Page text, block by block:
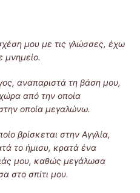
μου με τις γλώσσες, έχω
μνημείο.
αναπαριστά τη βάση μου,
από την οποία
οποία μεγαλώνω.
βρίσκεται στην Αγγλία,
το ήμισυ, κρατά ένα
μου, καθώς μεγάλωσα
στο σπίτι μου.